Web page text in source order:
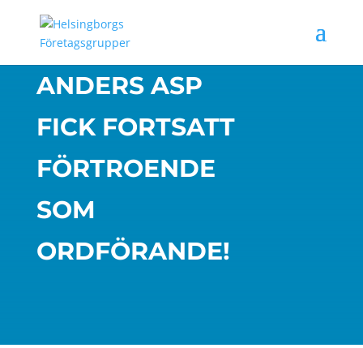
ANDERS ASP
FICK FORTSATT
FÖRTROENDE
SOM
ORDFÖRANDE!